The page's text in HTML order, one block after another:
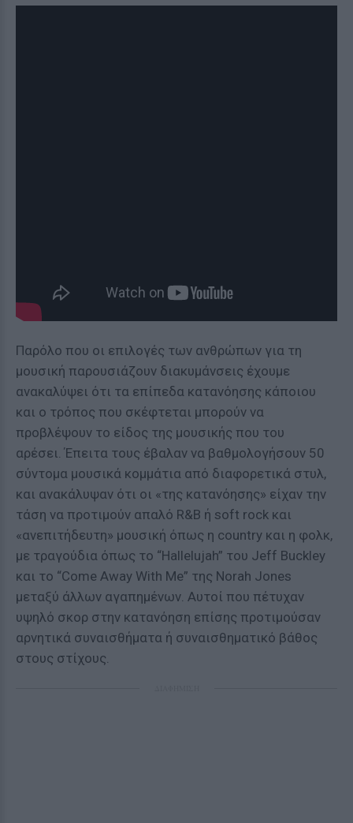
Παρόλο που οι επιλογές των ανθρώπων για τη
μουσική παρουσιάζουν διακυμάνσεις έχουμε
ανακαλύψει ότι τα επίπεδα κατανόησης κάποιου
και ο τρόπος που σκέφτεται μπορούν να
προβλέψουν το είδος της μουσικής που του
αρέσει. Έπειτα τους έβαλαν να βαθμολογήσουν 50
σύντομα μουσικά κομμάτια από διαφορετικά στυλ,
και ανακάλυψαν ότι οι «της κατανόησης» είχαν την
τάση να προτιμούν απαλό R&B ή soft rock και
«ανεπιτήδευτη» μουσική όπως η country και η φολκ,
με τραγούδια όπως το “Hallelujah” του Jeff Buckley
και το “Come Away With Me” της Norah Jones
μεταξύ άλλων αγαπημένων. Αυτοί που πέτυχαν
υψηλό σκορ στην κατανόηση επίσης προτιμούσαν
αρνητικά συναισθήματα ή συναισθηματικό βάθος
στους στίχους.